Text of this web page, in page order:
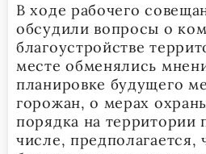
В ходе рабочего
обсудили вопросы о
благоустройстве
месте обменялись
планировке будущего
горожан, о мерах
порядка на территории
числе, предполагается,